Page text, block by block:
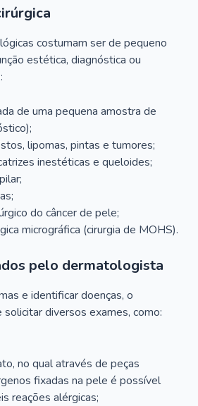
costumam ser de pequeno
estética, diagnóstica ou
de uma pequena amostra de
lipomas, pintas e tumores;
inestéticas e queloides;
do câncer de pele;
micrográfica (cirurgia de MOHS).
pelo dermatologista
e identificar doenças, o
diversos exames, como:
no qual através de peças
fixadas na pele é possível
reações alérgicas;